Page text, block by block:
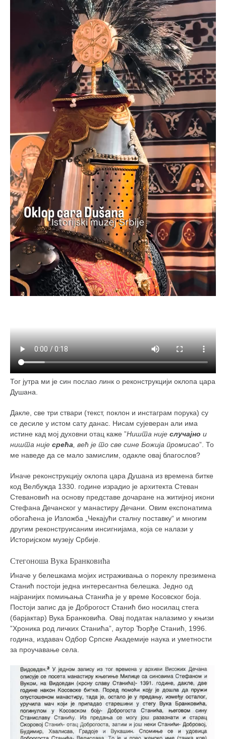
Тог јутра ми је син послао линк о реконструкцији оклопа цара
Душана.
Дакле, све три ствари (текст, поклон и инстаграм порука) су
се десиле у истом сату данас. Нисам сујеверан али има
истине кад мој духовни отац каже ”Ништа није случајно и
ништа није срећа, већ је то све сине Божија промисао”. То
ме наведе да се мало замислим, одакле овај благослов?
Иначе реконструкцију оклопа цара Душана из времена битке
код Велбужда 1330. године израдио је архитекта Стеван
Стевановић на основу представе дочаране на житијној икони
Стефана Дечанског у манастиру Дечани. Овим експонатима
обогаћена је Изложба „Чекајући сталну поставку“ и многим
другим реконструисаним инсигнијама, која се налази у
Историјском музеју Србије.
Стегоноша Вука Бранковића
Иначе у белешкама мојих истраживања о пореклу презимена
Станић постоји једна интересантна белешка. Једно од
најранијих помињања Станића је у време Косовског боја.
Постоји запис да је Доброгост Станић био носилац стега
(барјактар) Вука Бранковића. Овај податак налазимо у књизи
”Хроника род личких Станића”, аутор Ђорђе Станић, 1996.
година, издавач Одбор Српске Академије наука и уметности
за проучавање села.